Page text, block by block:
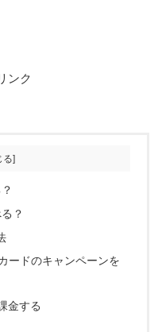
ンク
？
ードのキャンペーンを
金する